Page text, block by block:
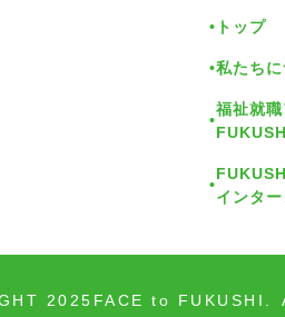
トップ
私たちに
福祉就
インタ
2025 FACE to FUKUSHI.